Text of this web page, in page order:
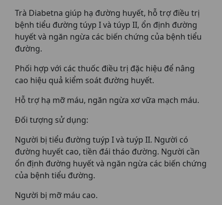
Trà Diabetna giúp hạ đường huyết, hỗ trợ điều trị
bệnh tiểu đường túyp I và túyp II, ổn định đường
huyết và ngăn ngừa các biến chứng của bệnh tiểu
đường.
Phối hợp với các thuốc điều trị đặc hiệu để nâng
cao hiệu quả kiểm soát đường huyết.
Hỗ trợ hạ mỡ máu, ngăn ngừa xơ vữa mạch máu.
Đối tượng sử dụng:
Người bị tiểu đường tuýp I và tuýp II. Người có
đường huyết cao, tiền đái tháo đường. Người cần
ổn định đường huyết và ngăn ngừa các biến chứng
của bệnh tiểu đường.
Người bị mỡ máu cao.